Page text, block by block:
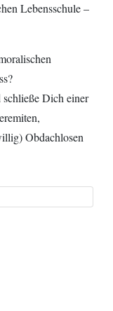
Lebensschule –
Dich einer
Obdachlosen